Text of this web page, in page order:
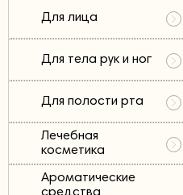
Для лица
Для тела рук и ног
Для полости рта
Лечебная
косметика
Ароматические